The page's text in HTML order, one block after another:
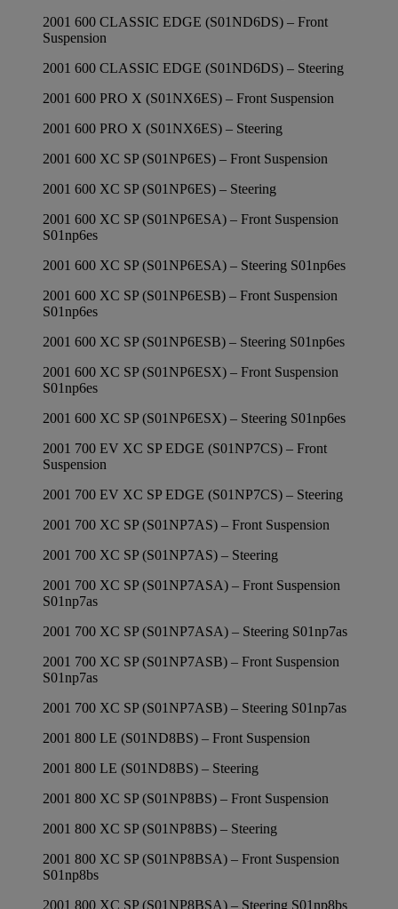
2001 600 CLASSIC EDGE (S01ND6DS) – Front
Suspension
2001 600 CLASSIC EDGE (S01ND6DS) – Steering
2001 600 PRO X (S01NX6ES) – Front Suspension
2001 600 PRO X (S01NX6ES) – Steering
2001 600 XC SP (S01NP6ES) – Front Suspension
2001 600 XC SP (S01NP6ES) – Steering
2001 600 XC SP (S01NP6ESA) – Front Suspension
S01np6es
2001 600 XC SP (S01NP6ESA) – Steering S01np6es
2001 600 XC SP (S01NP6ESB) – Front Suspension
S01np6es
2001 600 XC SP (S01NP6ESB) – Steering S01np6es
2001 600 XC SP (S01NP6ESX) – Front Suspension
S01np6es
2001 600 XC SP (S01NP6ESX) – Steering S01np6es
2001 700 EV XC SP EDGE (S01NP7CS) – Front
Suspension
2001 700 EV XC SP EDGE (S01NP7CS) – Steering
2001 700 XC SP (S01NP7AS) – Front Suspension
2001 700 XC SP (S01NP7AS) – Steering
2001 700 XC SP (S01NP7ASA) – Front Suspension
S01np7as
2001 700 XC SP (S01NP7ASA) – Steering S01np7as
2001 700 XC SP (S01NP7ASB) – Front Suspension
S01np7as
2001 700 XC SP (S01NP7ASB) – Steering S01np7as
2001 800 LE (S01ND8BS) – Front Suspension
2001 800 LE (S01ND8BS) – Steering
2001 800 XC SP (S01NP8BS) – Front Suspension
2001 800 XC SP (S01NP8BS) – Steering
2001 800 XC SP (S01NP8BSA) – Front Suspension
S01np8bs
2001 800 XC SP (S01NP8BSA) – Steering S01np8bs